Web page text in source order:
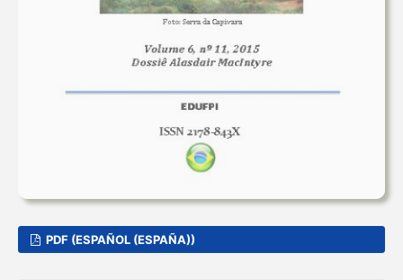
PDF (ESPAÑOL (ESPAÑA))